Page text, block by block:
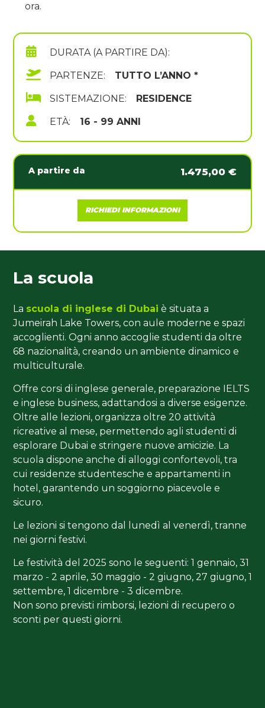
ora.
DURATA (A PARTIRE DA):
PARTENZE: TUTTO L’ANNO *
SISTEMAZIONE: RESIDENCE
ETÀ: 16 - 99 ANNI
A partire da 1.475,00 €
RICHIEDI INFORMAZIONI
La scuola
La scuola di inglese di Dubai è situata a
Jumeirah Lake Towers, con aule moderne e spazi
accoglienti. Ogni anno accoglie studenti da oltre
68 nazionalità, creando un ambiente dinamico e
multiculturale.
Offre corsi di inglese generale, preparazione IELTS
e inglese business, adattandosi a diverse esigenze.
Oltre alle lezioni, organizza oltre 20 attività
ricreative al mese, permettendo agli studenti di
esplorare Dubai e stringere nuove amicizie. La
scuola dispone anche di alloggi confortevoli, tra
cui residenze studentesche e appartamenti in
hotel, garantendo un soggiorno piacevole e
sicuro.
Le lezioni si tengono dal lunedì al venerdì, tranne
nei giorni festivi.
Le festività del 2025 sono le seguenti: 1 gennaio, 31
marzo - 2 aprile, 30 maggio - 2 giugno, 27 giugno, 1
settembre, 1 dicembre - 3 dicembre.
Non sono previsti rimborsi, lezioni di recupero o
sconti per questi giorni.